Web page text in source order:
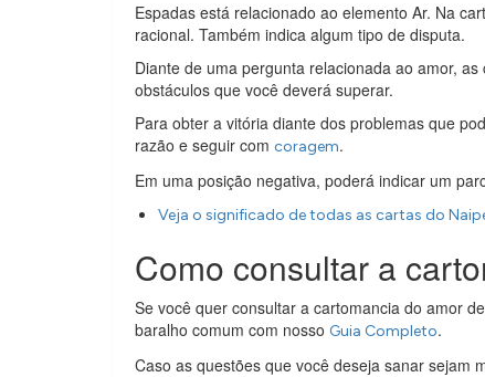
Espadas está relacionado ao elemento Ar. Na
racional. Também indica algum tipo de disputa.
Diante de uma pergunta relacionada ao amor,
obstáculos que você deverá superar.
Para obter a vitória diante dos problemas que
razão e seguir com coragem.
Em uma posição negativa, poderá indicar um
Veja o significado de todas as cartas do
Como consultar a
Se você quer consultar a cartomancia do amor
baralho comum com nosso Guia Completo.
Caso as questões que você deseja sanar sejam